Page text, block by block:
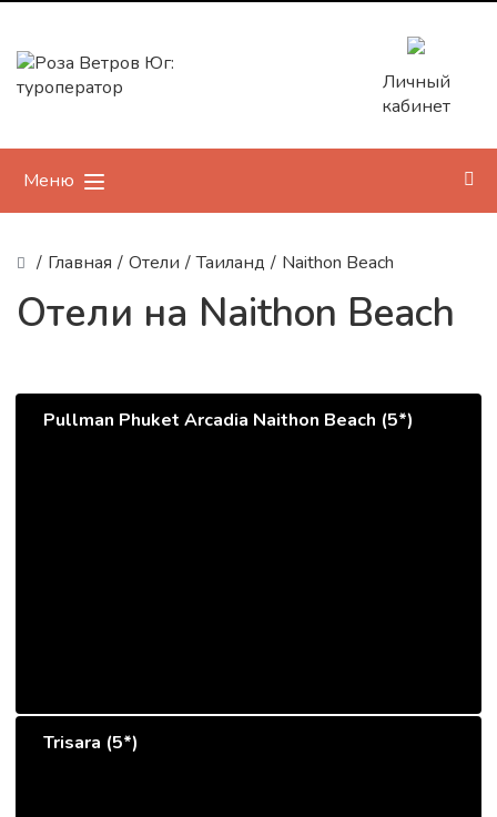
Личный
кабинет
Меню
/ Главная / Отели / Таиланд / Naithon Beach
Отели на Naithon Beach
Pullman Phuket Arcadia Naithon Beach (5*)
Trisara (5*)